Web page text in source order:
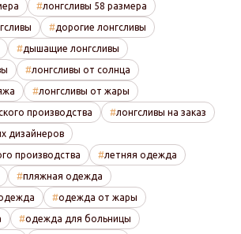
лонгсливы 58 размера
дорогие лонгсливы
дышащие лонгсливы
лонгсливы от солнца
лонгсливы от жары
производства лонгсливы на заказ
дизайнеров
производства летняя одежда
пляжная одежда
одежда от жары
одежда для больницы